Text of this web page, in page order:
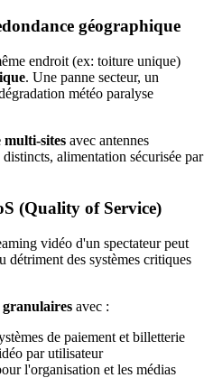
géographique
endroit (ex: toiture unique)
. Une panne secteur, un
météo paralyse
multi-sites avec antennes
alimentation sécurisée par
(Quality of Service)
vidéo d'un spectateur peut
détriment des systèmes critiques
granulaires avec :
de paiement et billetterie
par utilisateur
l'organisation et les médias